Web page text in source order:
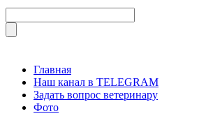
Главная
Наш канал в TELEGRAM
Задать вопрос ветеринару
Фото